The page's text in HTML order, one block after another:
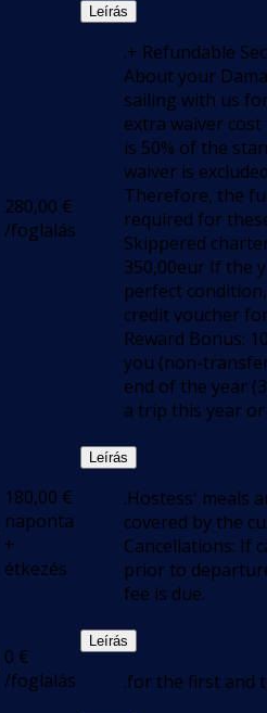
280,00 €
/foglalás
Leírás
.+ Refundable
About your
sailing with us
extra waiver
is 50% of the
waiver is
Therefore, the
required for
Skippered
350,00eur If the
perfect
credit voucher
Reward Bonus:
you (non-
end of the year
a trip this year
180,00 €
naponta
+
étkezés
Leírás
.Hostess' meals
covered by the
Cancellations: If
prior to
fee is due.
0 €
/foglalás
Leírás
.for the first and